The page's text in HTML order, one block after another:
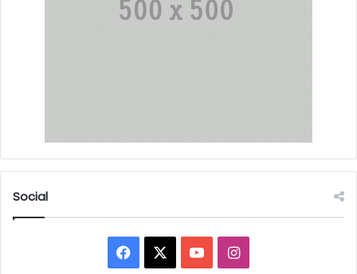
Social
Facebook YouTubeInstagram